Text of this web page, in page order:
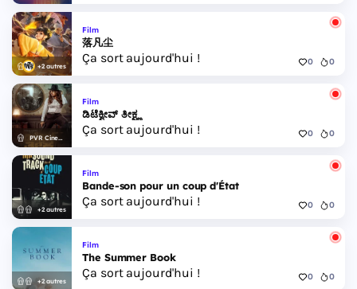
+2 autres
Film
落凡尘
Ça sort aujourd'hui ! 0 0
PVR Cinemas
Film
ಡಿಟೆಕ್ವೀವ್ ತೀಕ್ಷ್ಣ
Ça sort aujourd'hui ! 0 0
+2 autres
Film
Bande-son pour un coup d'État
Ça sort aujourd'hui ! 0 0
+2 autres
Film
The Summer Book
Ça sort aujourd'hui ! 0 0